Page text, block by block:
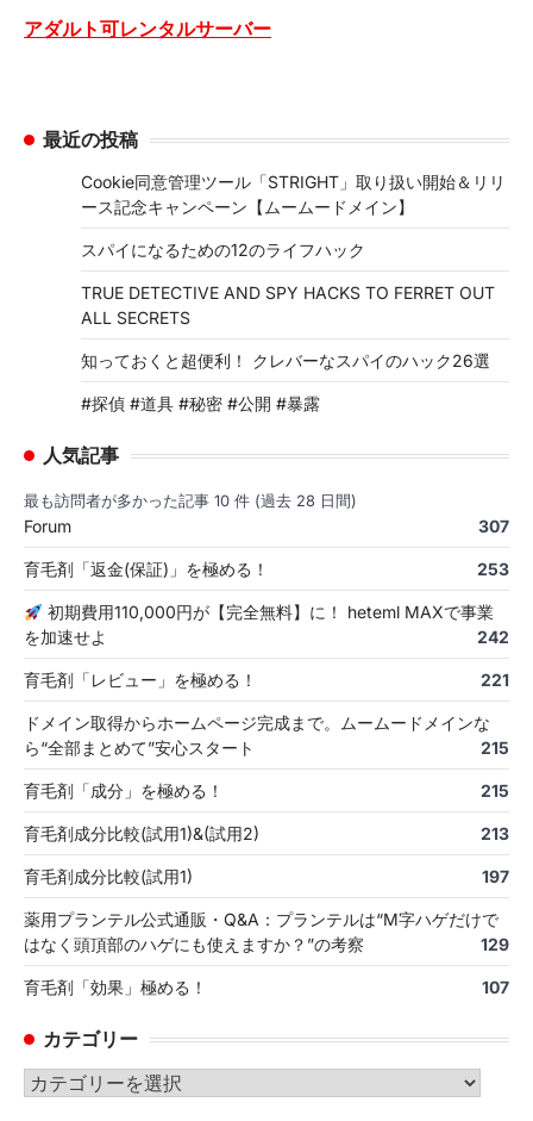
アダルト可レンタルサーバー
最近の投稿
Cookie同意管理ツール「STRIGHT」取り扱い開始＆リリ
ース記念キャンペーン【ムームードメイン】
スパイになるための12のライフハック
TRUE DETECTIVE AND SPY HACKS TO FERRET OUT
ALL SECRETS
知っておくと超便利！ クレバーなスパイのハック26選
#探偵 #道具 #秘密 #公開 #暴露
人気記事
最も訪問者が多かった記事 10 件 (過去 28 日間)
Forum 307
育毛剤「返金(保証)」を極める！ 253
初期費用110,000円が【完全無料】に！ heteml MAXで事業
を加速せよ
242
育毛剤「レビュー」を極める！ 221
ドメイン取得からホームページ完成まで。ムームードメインな
ら“全部まとめて”安心スタート
215
育毛剤「成分」を極める！ 215
育毛剤成分比較(試用1)&(試用2) 213
育毛剤成分比較(試用1) 197
薬用プランテル公式通販・Q&A：プランテルは“M字ハゲだけで
はなく頭頂部のハゲにも使えますか？”の考察
129
育毛剤「効果」極める！ 107
カテゴリー
カ